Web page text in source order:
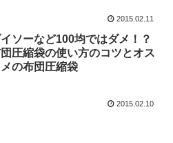
2015.02.11
ソーなど100均ではダメ！？
圧縮袋の使い方のコツとオス
の布団圧縮袋
2015.02.10